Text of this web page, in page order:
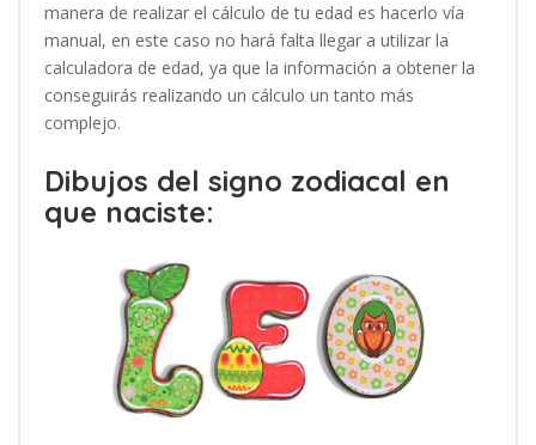
manera de realizar el cálculo de tu edad es hacerlo vía
manual, en este caso no hará falta llegar a utilizar la
calculadora de edad, ya que la información a obtener la
conseguirás realizando un cálculo un tanto más
complejo.
Dibujos del signo zodiacal en
que naciste: